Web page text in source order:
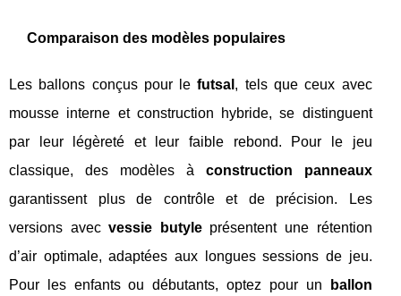
Comparaison des modèles populaires
Les ballons conçus pour lefutsal , tels que ceux avec
mousse interne et construction hybride, se distinguent
par leur légèreté et leur faible rebond. Pour le jeu
classique, des modèles à construction panneaux
garantissent plus de contrôle et de précision. Les
versions avecvessie butyleprésentent une rétention
d’air optimale, adaptées aux longues sessions de jeu.
Pour les enfants ou débutants, optez pour un
ballon